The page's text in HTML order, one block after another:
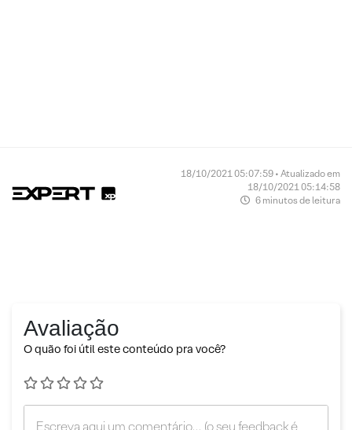
18/10/2021 05:07:59 • Atualizado em
18/10/2021 05:14:58
6 minutos de leitura
Avaliação
O quão foi útil este conteúdo pra você?